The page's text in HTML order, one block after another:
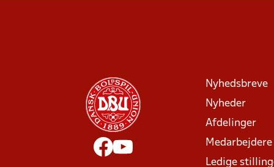
Nyhedsbreve
Nyheder
Afdelinger
Medarbejdere
Ledige